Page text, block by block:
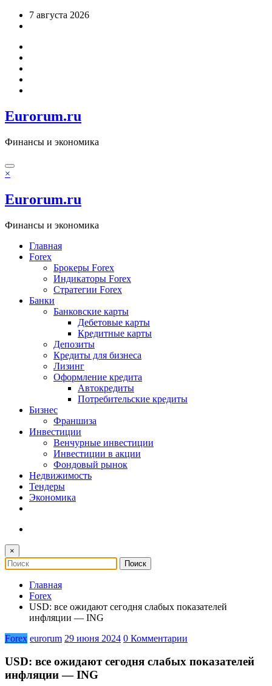
Перейти7 августа 2026
Eurorum.ru
Финансы и экономика
×
Eurorum.ru
Финансы и экономика
Главная
Forex
Брокеры Forex
Индикаторы Forex
Стратегии Forex
Банки
Банковские карты
Дебетовые карты
Кредитные карты
Депозиты
Кредиты для бизнеса
Лизинг
Оформление кредита
Автокредиты
Потребительские кредиты
Бизнес
Франшиза
Инвестиции
Венчурные инвестиции
Инвестиции в акции
Фондовый рынок
Недвижимость
Тендеры
Экономика
×
Главная
Forex
USD: все ожидают сегодня слабых показателей
инфляции — ING
Forex eurorum 29 июня 2024 0 Комментарии
USD: все ожидают сегодня слабых показателей
инфляции — ING